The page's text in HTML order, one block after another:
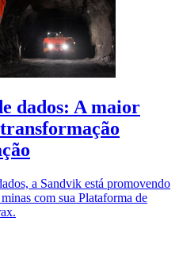
dados: A maior
a Sandvik está promovendo
com sua Plataforma de